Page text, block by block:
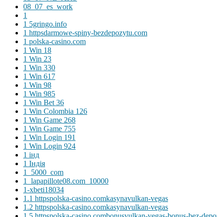
08_07_es_work
1
1 5gringo.info
1 httpsdarmowe-spiny-bezdepozytu.com
1 polska-casino.com
1 Win 18
1 Win 23
1 Win 330
1 Win 617
1 Win 98
1 Win 985
1 Win Bet 36
1 Win Colombia 126
1 Win Game 268
1 Win Game 755
1 Win Login 191
1 Win Login 924
1 інд
1 Індія
1_5000_com
1_lapapillote08.com_10000
1-xbeti18034
1.1 httpspolska-casino.comkasynavulkan-vegas
1.2 httpspolska-casino.comkasynavulkan-vegas